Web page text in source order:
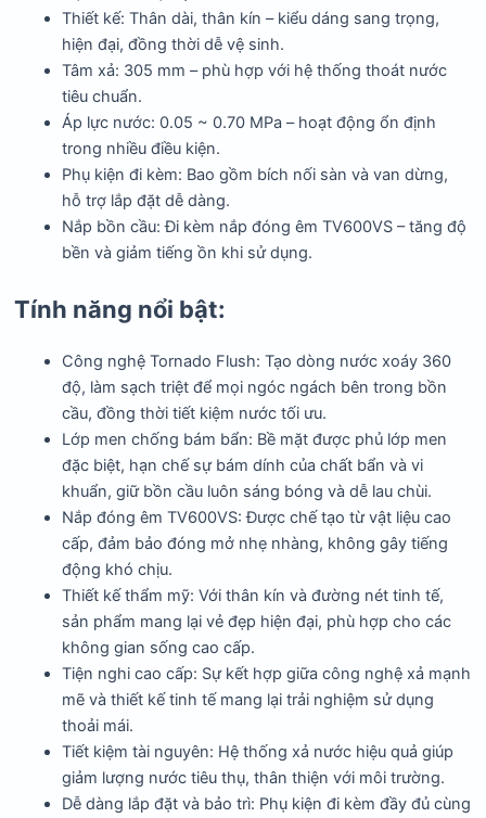
Thiết kế: Thân dài, thân kín – kiểu dáng sang trọng,
hiện đại, đồng thời dễ vệ sinh.
Tâm xả: 305 mm – phù hợp với hệ thống thoát nước
tiêu chuẩn.
Áp lực nước: 0.05 ~ 0.70 MPa – hoạt động ổn định
trong nhiều điều kiện.
Phụ kiện đi kèm: Bao gồm bích nối sàn và van dừng,
hỗ trợ lắp đặt dễ dàng.
Nắp bồn cầu: Đi kèm nắp đóng êm TV600VS – tăng độ
bền và giảm tiếng ồn khi sử dụng.
Tính năng nổi bật:
Công nghệ Tornado Flush: Tạo dòng nước xoáy 360
độ, làm sạch triệt để mọi ngóc ngách bên trong bồn
cầu, đồng thời tiết kiệm nước tối ưu.
Lớp men chống bám bẩn: Bề mặt được phủ lớp men
đặc biệt, hạn chế sự bám dính của chất bẩn và vi
khuẩn, giữ bồn cầu luôn sáng bóng và dễ lau chùi.
Nắp đóng êm TV600VS: Được chế tạo từ vật liệu cao
cấp, đảm bảo đóng mở nhẹ nhàng, không gây tiếng
động khó chịu.
Thiết kế thẩm mỹ: Với thân kín và đường nét tinh tế,
sản phẩm mang lại vẻ đẹp hiện đại, phù hợp cho các
không gian sống cao cấp.
Tiện nghi cao cấp: Sự kết hợp giữa công nghệ xả mạnh
mẽ và thiết kế tinh tế mang lại trải nghiệm sử dụng
thoải mái.
Tiết kiệm tài nguyên: Hệ thống xả nước hiệu quả giúp
giảm lượng nước tiêu thụ, thân thiện với môi trường.
Dễ dàng lắp đặt và bảo trì: Phụ kiện đi kèm đầy đủ cùng